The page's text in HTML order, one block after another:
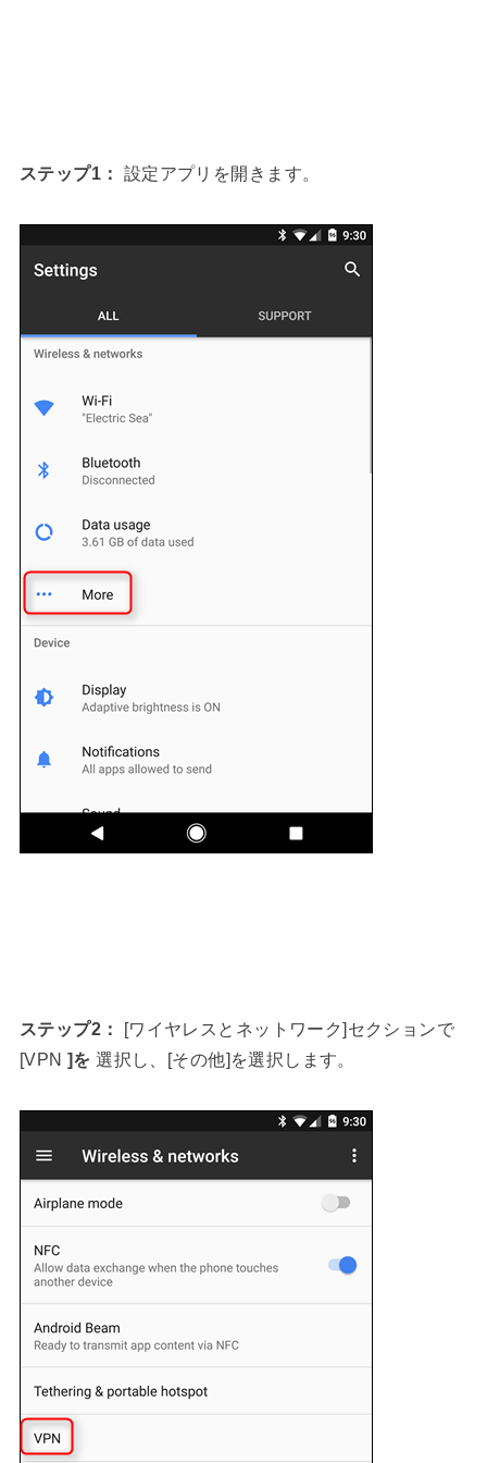
ステップ1： 設定アプリを開きます。
ステップ2：
[ワイヤレスとネットワーク]セクションで
[VPN ]を選択し、[その他]を選択します。